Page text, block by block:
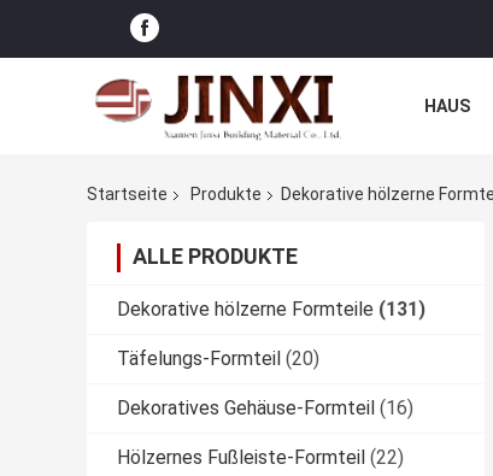
HAUS
Startseite
Produkte Dekorative hölzerne
ALLE PRODUKTE
Dekorative hölzerne Formteile (131)
Täfelungs-Formteil (20)
Dekoratives Gehäuse-Formteil (16)
Hölzernes Fußleiste-Formteil (22)